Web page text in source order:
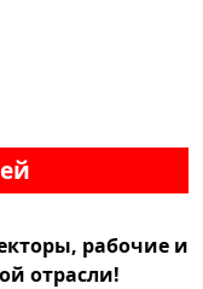
рабочие и
отрасли!